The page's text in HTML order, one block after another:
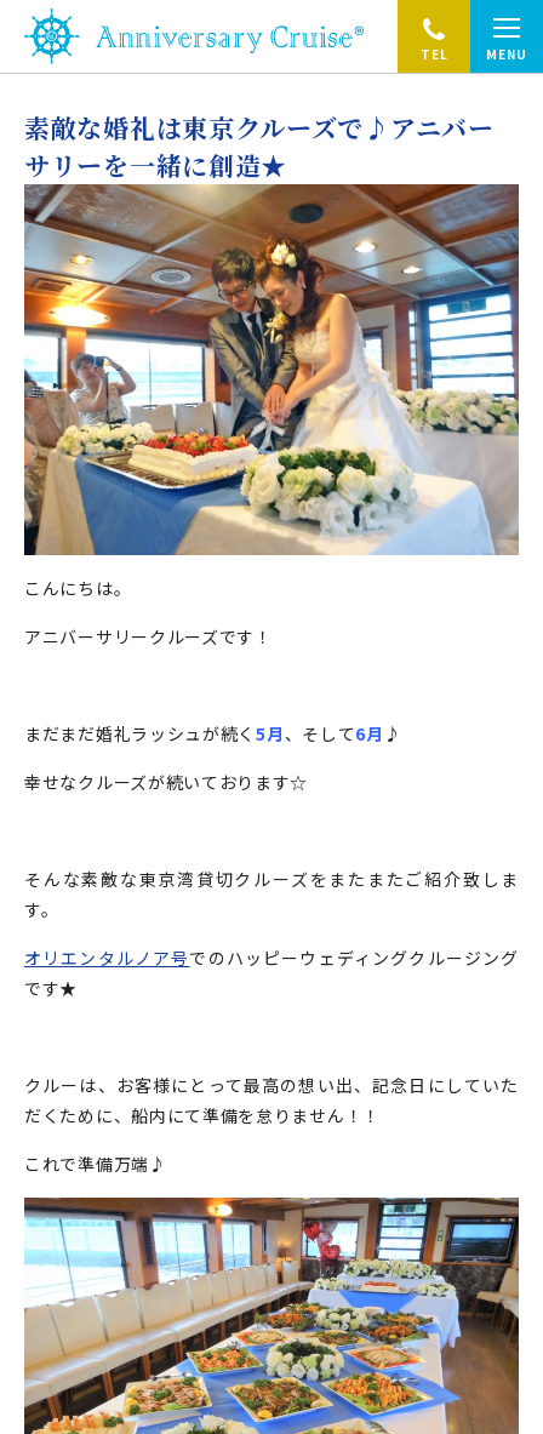
TEL MENU
素敵な婚礼は東京クルーズで♪アニバー
サリーを一緒に創造★
こんにちは。
アニバーサリークルーズです！
まだまだ婚礼ラッシュが続く5月 、そして6月 ♪
幸せなクルーズが続いております☆
そんな素敵な東京湾貸切クルーズをまたまたご紹介致しま
す。
オリエンタルノア号でのハッピーウェディングクルージング
です★
クルーは、お客様にとって最高の想い出、記念日にしていた
だくために、船内にて準備を怠りません！！
これで準備万端♪